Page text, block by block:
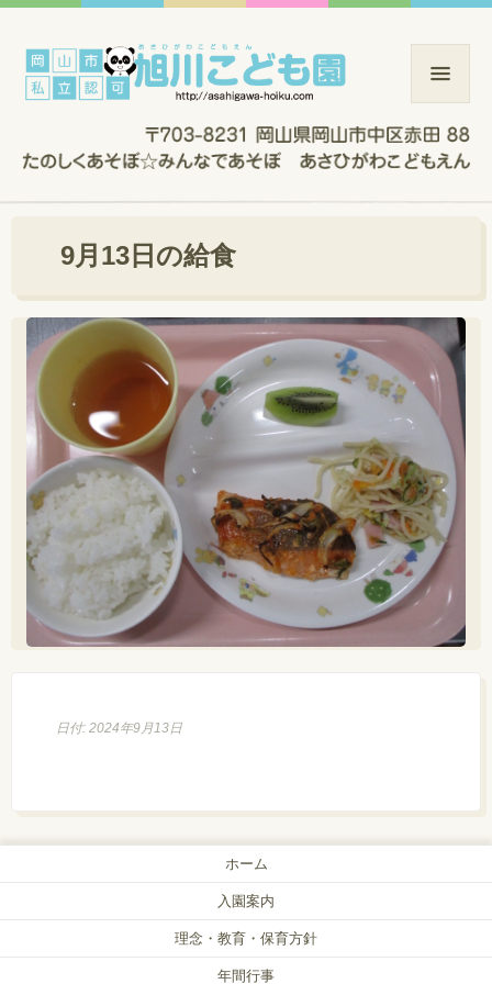
9月13日の給食
日付: 2024年9月13日
ホーム
入園案内
理念・教育・保育方針
年間行事